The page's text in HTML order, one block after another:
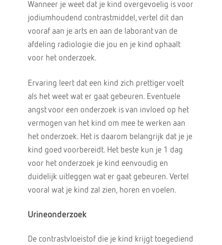
Wanneer je weet dat je kind overgevoelig is voor
jodiumhoudend contrastmiddel, vertel dit dan
vooraf aan je arts en aan de laborant van de
afdeling radiologie die jou en je kind ophaalt
voor het onderzoek.
Ervaring leert dat een kind zich prettiger voelt
als het weet wat er gaat gebeuren. Eventuele
angst voor een onderzoek is van invloed op het
vermogen van het kind om mee te werken aan
het onderzoek. Het is daarom belangrijk dat je je
kind goed voorbereidt. Het beste kun je 1 dag
voor het onderzoek je kind eenvoudig en
duidelijk uitleggen wat er gaat gebeuren. Vertel
vooral wat je kind zal zien, horen en voelen.
Urineonderzoek
De contrastvloeistof die je kind krijgt toegediend